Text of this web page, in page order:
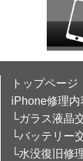
トップページ
iPhone修理内
└ガラス液晶
└バッテリー
└水没復旧修